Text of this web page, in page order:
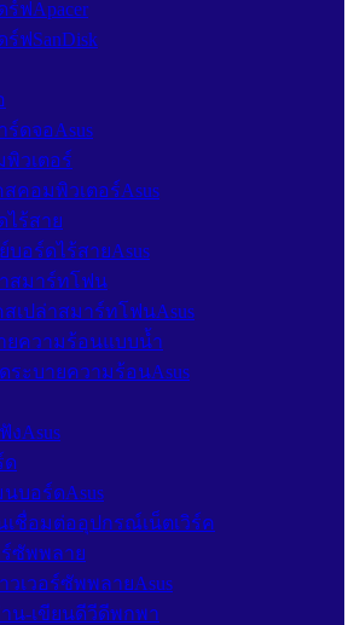
ฟApacer
ฟSanDisk
ร์ดจอAsus
พิวเตอร์
สคอมพิวเตอร์Asus
ไร้สาย
บอร์ดไร้สายAsus
าสมาร์ทโฟน
สเปล่าสมาร์ทโฟนAsus
ยความร้อนแบบน้ำ
ระบายความร้อนAsus
งAsus
ด
นบอร์ดAsus
เชื่อมต่ออุปกรณ์เน็ตเวิร์ค
ร์ซัพพลาย
วเวอร์ซัพพลายAsus
าน-เขียนดีวีดีพกพา